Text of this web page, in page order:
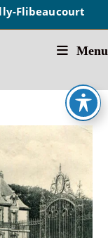
Flibeaucourt
Menu